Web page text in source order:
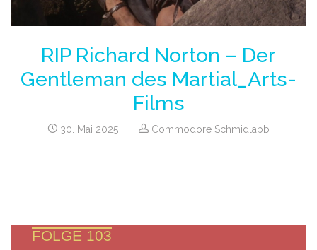
RIP Richard Norton – Der
Gentleman des Martial_Arts-
Films
30. Mai 2025 Commodore Schmidlabb
FOLGE 103